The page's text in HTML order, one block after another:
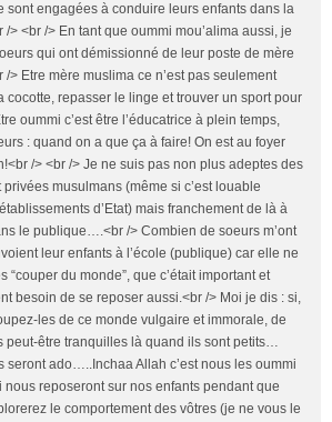
sont engagées à conduire leurs enfants dans la
/> <br /> En tant que oummi mou’alima aussi, je
qui ont démissionné de leur poste de mère
/> Etre mère muslima ce n’est pas seulement
cocotte, repasser le linge et trouver un sport pour
oummi c’est être l’éducatrice à plein temps,
: quand on a que ça à faire! On est au foyer
/> <br /> Je ne suis pas non plus adeptes des
musulmans (même si c’est louable
d’Etat) mais franchement de là à
le publique….<br /> Combien de soeurs m’ont
leur enfants à l’école (publique) car elle ne
“couper du monde”, que c’était important et
besoin de se reposer aussi.<br /> Moi je dis : si,
les de ce monde vulgaire et immorale, de
peut-être tranquilles là quand ils sont petits…
seront ado…..Inchaa Allah c’est nous les oummi
nous reposeront sur nos enfants pendant que
le comportement des vôtres (je ne vous le